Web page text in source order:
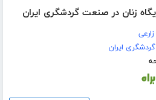
زنان در صنعت گردشگری ایران
گردشگری ایران